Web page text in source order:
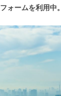
ォームを利用中。